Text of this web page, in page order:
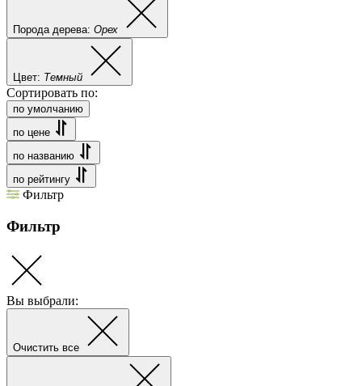
Порода дерева: Орех
Цвет: Темный
Сортировать по:
по умолчанию
по цене
по названию
по рейтингу
Фильтр
Фильтр
Вы выбрали:
Очистить все